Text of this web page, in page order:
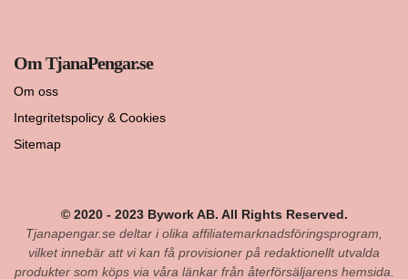
Om TjanaPengar.se
Om oss
Integritetspolicy & Cookies
Sitemap
© 2020 - 2023 Bywork AB. All Rights Reserved.
Tjanapengar.se deltar i olika affiliatemarknadsföringsprogram,
vilket innebär att vi kan få provisioner på redaktionellt utvalda
produkter som köps via våra länkar från återförsäljarens hemsida.